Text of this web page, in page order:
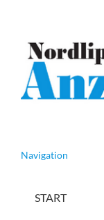
Navigation
START